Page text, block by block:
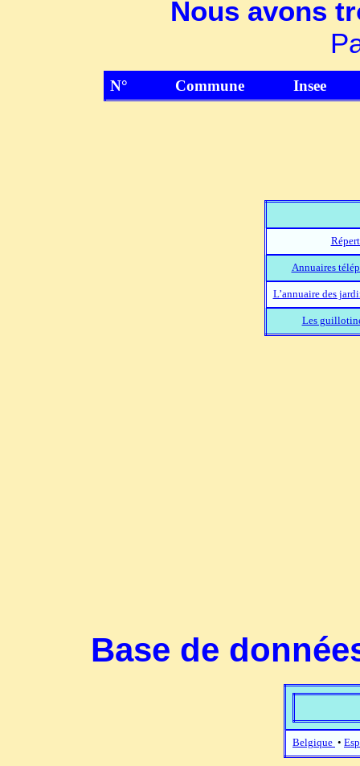
Nous avons
N° Commune Insee
Annuaires
L’annuaire des
Les
Base de
Belgique •